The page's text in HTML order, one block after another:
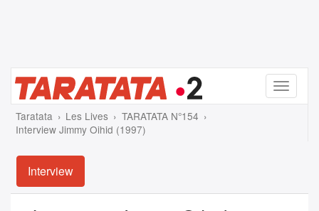
Menu
Taratata Les Lives
TARATATA N°154
Interview Jimmy Oihid (1997)
Interview